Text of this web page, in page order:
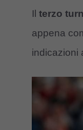
Il terzo
appena
indicazioni